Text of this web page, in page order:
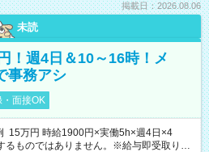
掲載日：2026.08.06
未読
！週4日＆10～16時！メ
事務アシ
面接OK
万円 時給1900円×実働5h×週4日×4
ものではありません。※給与即受取りサ